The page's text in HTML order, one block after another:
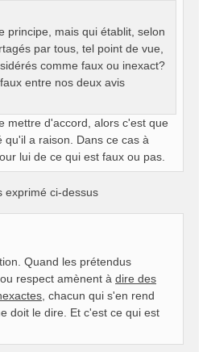
principe, mais qui établit, selon
par tous, tel point de vue,
comme faux ou inexact?
entre nos deux avis
mettre d'accord, alors c'est que
qu'il a raison. Dans ce cas à
lui de ce qui est faux ou pas.
exprimé ci-dessus
Quand les prétendus
respect amènent à dire des
, chacun qui s'en rend
doit le dire. Et c'est ce qui est